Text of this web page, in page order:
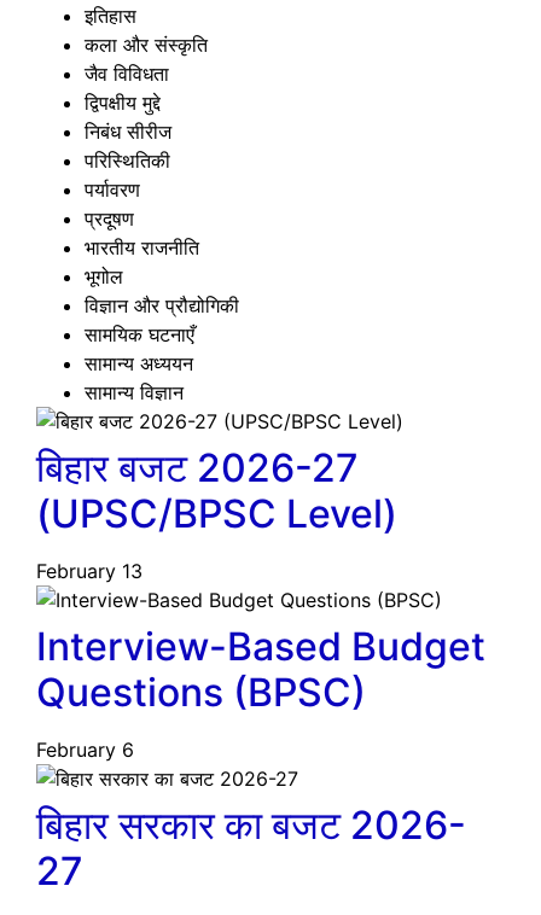
इतिहास
कला और संस्कृति
जैव विविधता
द्विपक्षीय मुद्दे
निबंध सीरीज
परिस्थितिकी
पर्यावरण
प्रदूषण
भारतीय राजनीति
भूगोल
विज्ञान और प्रौद्योगिकी
सामयिक घटनाएँ
सामान्य अध्ययन
सामान्य विज्ञान
बिहार बजट 2026-27
(UPSC/BPSC Level)
February 13
Interview-Based Budget
Questions (BPSC)
February 6
बिहार सरकार का बजट 2026-
27